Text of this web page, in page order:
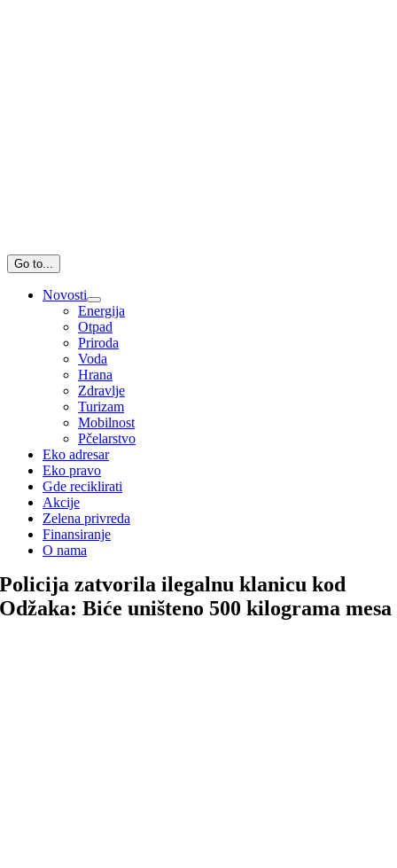
Go to...
Novosti
Energija
Otpad
Priroda
Voda
Hrana
Zdravlje
Turizam
Mobilnost
Pčelarstvo
Eko adresar
Eko pravo
Gde reciklirati
Akcije
Zelena privreda
Finansiranje
O nama
Policija zatvorila ilegalnu klanicu kod
Odžaka: Biće uništeno 500 kilograma mesa